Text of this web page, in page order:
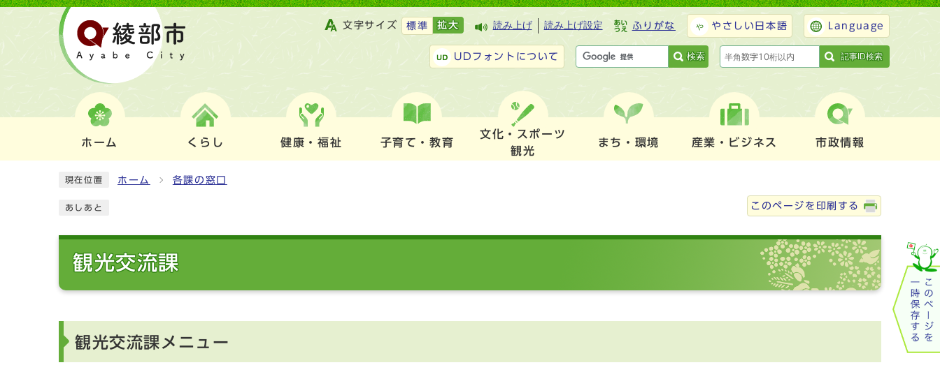
文字サイズ 標準 拡大 読み上げ 読み上げ設定 ふりがな やさしい日本語 Language
UDフォントについて 検索 記事ID検索
ホーム くらし 健康・福祉 子育て・教育
文化・スポーツ
観光
まち・環境 産業・ビジネス 市政情報
現在位置 ホーム 各課の窓口
あしあと このページを印刷する
観光交流課
観光交流課メニュー